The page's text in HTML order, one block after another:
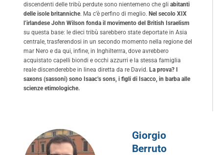
discendenti delle tribù perdute sono nientemeno che gli abitanti
delle isole britanniche. Ma c’è perfino di meglio. Nel secolo XIX
l’irlandese John Wilson fonda il movimento del British Israelism
su questa base: le dieci tribù sarebbero state deportate in Asia
centrale, trasferendosi in un secondo momento nella regione del
mar Nero e da qui, infine, in Inghilterrra, dove avrebbero
acquistato capelli biondi e occhi azzurri e la stessa famiglia
reale discenderebbe in linea diretta da re David. La prova? I
saxons (sassoni) sono Isaac’s sons, i figli di Isacco, in barba alle
scienze etimologiche.
Giorgio
Berruto